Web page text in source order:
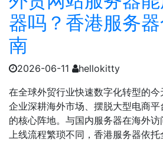
器吗？香港服务
南
2026-06-11
hellokitty
在全球外贸行业快速数字化转型的
企业深耕海外市场、摆脱大型电商
的核心阵地。与国内服务器在海外访
上线流程繁琐不同，香港服务器依